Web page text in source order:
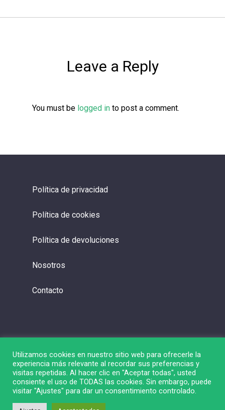
Leave a Reply
You must be logged in to post a comment.
Política de privacidad
Política de cookies
Política de devoluciones
Nosotros
Contacto
© 2026 Liga de Bolsa.
Utilizamos cookies en nuestro sitio web para ofrecerle la
experiencia más relevante al recordar sus preferencias y
visitas repetidas. Al hacer clic en "Aceptar todas", usted
consiente el uso de TODAS las cookies. Sin embargo, puede
visitar "Ajustes" para dar un consentimiento controlado.